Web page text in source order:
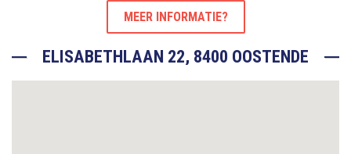
MEER INFORMATIE?
ELISABETHLAAN 22, 8400 OOSTENDE